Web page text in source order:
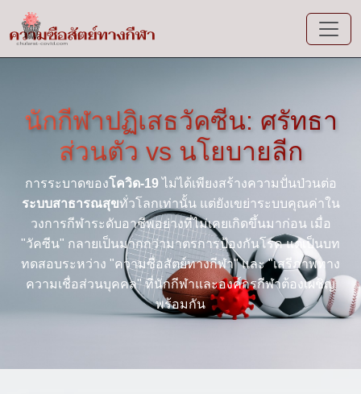
นักกีฬาปฏิเสธวัคซีน: ศรัทธา
ส่วนตัว vs นโยบายลีก
การระบาดของโควิด-19ไม่ได้เพียงสร้างความปั่นป่วนต่อ
ระบบสาธารณสุขทั่วโลกเท่านั้น แต่ยังเขย่าระบบคุณค่าใน
วงการกีฬาระดับอาชีพอย่างที่ไม่เคยเกิดขึ้นมาก่อน เมื่อ
"วัคซีน" กลายเป็นมากกว่ามาตรการป้องกันโรค แต่เป็นบท
ทดสอบระหว่าง "ความซื่อสัตย์ทางกีฬา" และ "เสรีภาพทาง
ความเชื่อส่วนบุคคล" ที่นักกีฬาและองค์กรกีฬาต้องเผชิญ
พร้อมกัน